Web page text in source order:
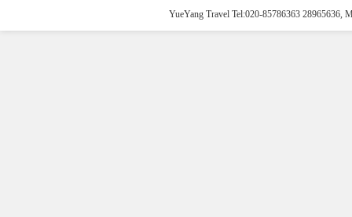
YueYang Travel Tel:020-85786363 28965636,